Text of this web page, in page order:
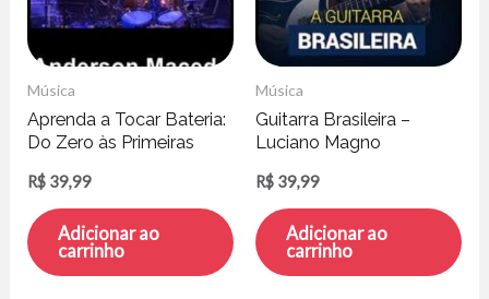
Música
Aprenda a Tocar Bateria:
Do Zero às Primeiras
Macedo
R$ 39,99
Adicionar ao
carrinho
Música
Guitarra Brasileira –
Luciano Magno
R$ 39,99
Adicionar ao
carrinho